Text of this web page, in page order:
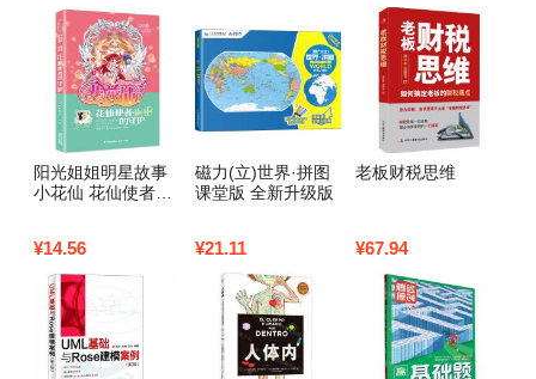
阳光姐姐明星故事
小花仙 花仙使者的
¥14.56
磁力(立)世界·拼图
课堂版 全新升级版
¥21.11
老板财税思维
¥67.94